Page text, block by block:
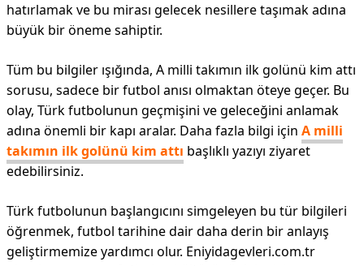
hatırlamak ve bu mirası gelecek nesillere taşımak adına
büyük bir öneme sahiptir.
Tüm bu bilgiler ışığında, A milli takımın ilk golünü kim attı
sorusu, sadece bir futbol anısı olmaktan öteye geçer. Bu
olay, Türk futbolunun geçmişini ve geleceğini anlamak
adına önemli bir kapı aralar. Daha fazla bilgi için A milli
takımın ilk golünü kim attı başlıklı yazıyı ziyaret
edebilirsiniz.
Türk futbolunun başlangıcını simgeleyen bu tür bilgileri
öğrenmek, futbol tarihine dair daha derin bir anlayış
geliştirmemize yardımcı olur. Eniyidagevleri.com.tr